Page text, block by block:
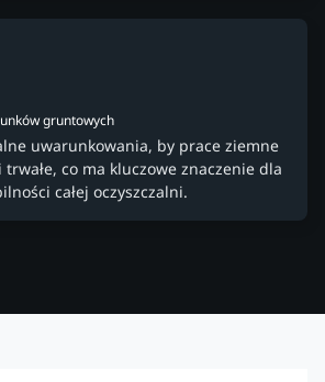
gruntowych
uwarunkowania, by prace ziemne
trwałe, co ma kluczowe znaczenie dla
całej oczyszczalni.